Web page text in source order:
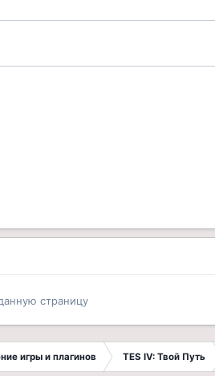
страницу
игры и плагинов TES IV: Твой Путь